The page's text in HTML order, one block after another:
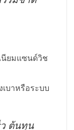
นียมแซนด์วิช
เบาหรือระบบ
ว ต้นทุน